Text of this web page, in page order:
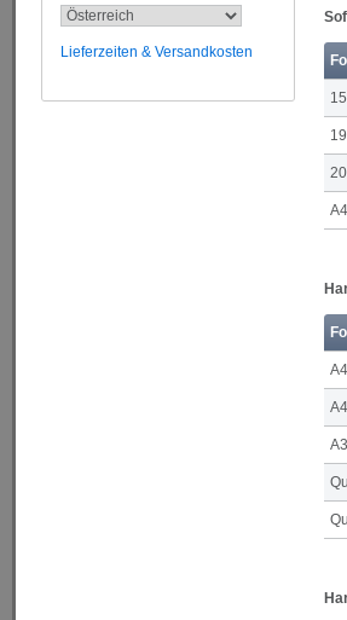
Lieferzeiten & Versandkosten